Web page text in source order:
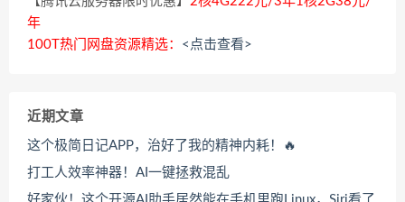
年
100T热门网盘资源精选： <点击查看>
近期文章
这个极简日记APP，治好了我的精神内耗！🔥
打工人效率神器！AI一键拯救混乱